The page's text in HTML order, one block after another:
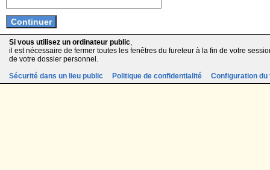
Si vous utilisez un ordinateur public,
il est nécessaire de fermer toutes les fenêtres du fureteur à la fin de votre
de votre dossier personnel.
Sécurité dans un lieu public
Politique de confidentialité Configuration du